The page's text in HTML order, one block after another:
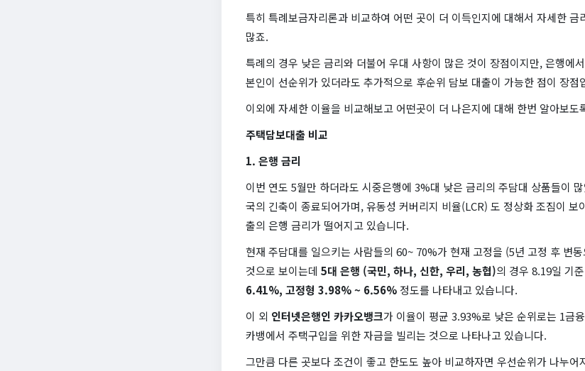
특히 특례보금자리론과 비교하여 어떤 곳이 더 이득인지에 대해서 자세한 금
많죠.
특례의 경우 낮은 금리와 더불어 우대 사항이 많은 것이 장점이지만, 은행에
본인이 선순위가 있더라도 추가적으로 후순위 담보 대출이 가능한 점이 장점
이외에 자세한 이율을 비교해보고 어떤곳이 더 나은지에 대해 한번 알아보도
주택담보대출 비교
1. 은행 금리
이번 연도 5월만 하더라도 시중은행에 3%대 낮은 금리의 주담대 상품들이
국의 긴축이 종료되어가며, 유동성 커버리지 비율(LCR) 도 정상화 조짐이 보
출의 은행 금리가 떨어지고 있습니다.
현재 주담대를 일으키는 사람들의 60~ 70%가 현재 고정을 (5년 고정 후 변
것으로 보이는데 5대 은행 (국민, 하나, 신한, 우리, 농협)의 경우 8.19일 기준
6.41%, 고정형 3.98% ~ 6.56% 정도를 나타내고 있습니다.
이 외 인터넷은행인 카카오뱅크가 이율이 평균 3.93%로 낮은 순위로는 1금
카뱅에서 주택구입을 위한 자금을 빌리는 것으로 나타나고 있습니다.
그만큼 다른 곳보다 조건이 좋고 한도도 높아 비교하자면 우선순위가 나누어